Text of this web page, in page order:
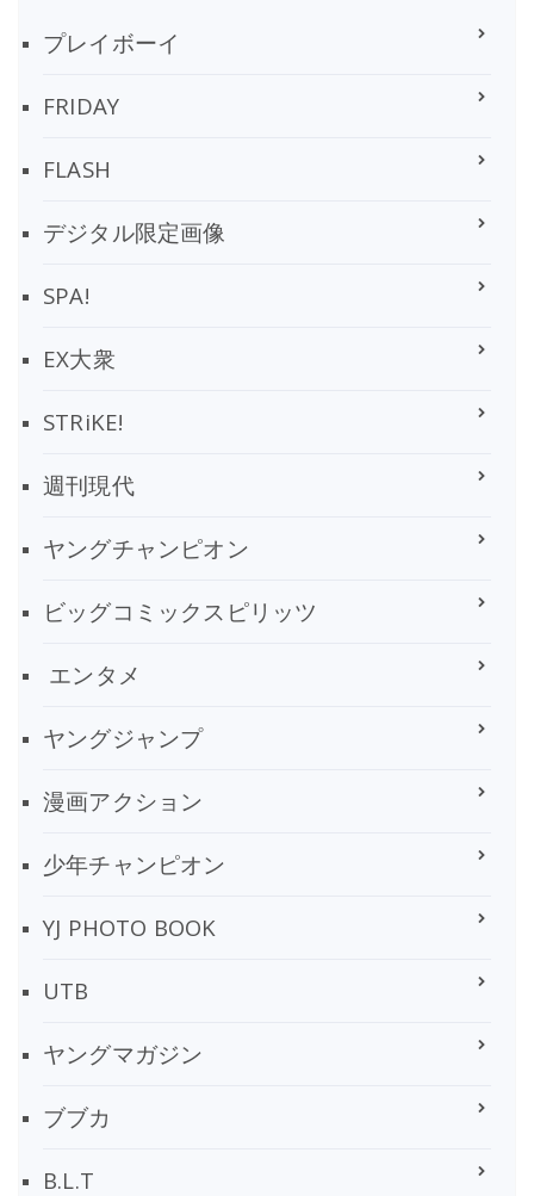
プレイボーイ
FRIDAY
FLASH
デジタル限定画像
SPA!
EX大衆
STRiKE!
週刊現代
ヤングチャンピオン
ビッグコミックスピリッツ
エンタメ
ヤングジャンプ
漫画アクション
少年チャンピオン
YJ PHOTO BOOK
UTB
ヤングマガジン
ブブカ
B.L.T